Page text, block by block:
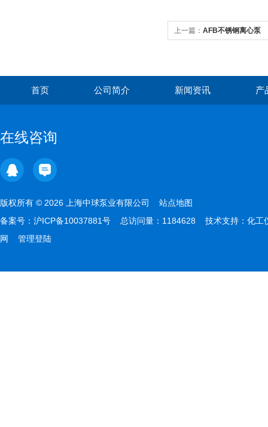
上一篇： AFB不锈钢离心泵
首页 公司简介 新闻资讯 产
在线咨询
版权所有 © 2026 上海中球泵业有限公司 站点地图
备案号： 沪ICP备10037881号 总访问量：1184628 技术支持： 化工
网
管理登陆